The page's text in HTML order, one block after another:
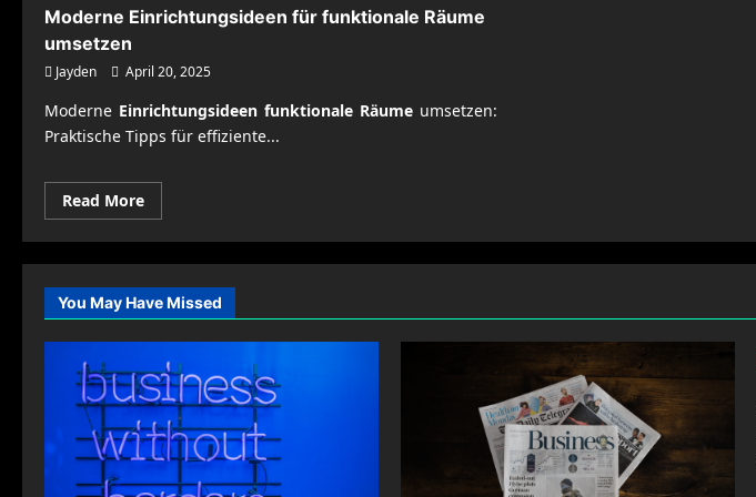
Moderne Einrichtungsideen für funktionale Räume
umsetzen
Jayden April 20, 2025
Moderne Einrichtungsideen funktionale Räumeumsetzen:
Praktische Tipps für effiziente...
Read MoreRead
more
Moderne
Einrichtungsideen
funktionale
Räume
umsetzen
You May Have Missed